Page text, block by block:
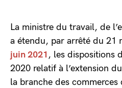
La ministre du travail, de
a étendu, par arrêté du 21
juin 2021, les dispositions
2020 relatif à l’extension
la branche des commerces